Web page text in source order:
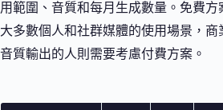
用範圍、音質和每月生成數量。免費方
大多數個人和社群媒體的使用場景，商
音質輸出的人則需要考慮付費方案。